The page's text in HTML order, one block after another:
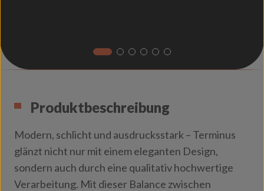
Produktbeschreibung
Modern, schlicht und ausdrucksstark – Terminus
glänzt nicht nur mit einem eleganten Design,
sondern auch durch eine qualitativ hochwertige
Verarbeitung. Mit dieser Balance zwischen